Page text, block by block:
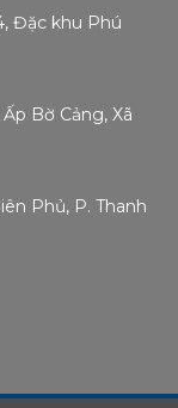
Đặc khu Phú
Bờ Cảng, Xã
Phủ, P. Thanh